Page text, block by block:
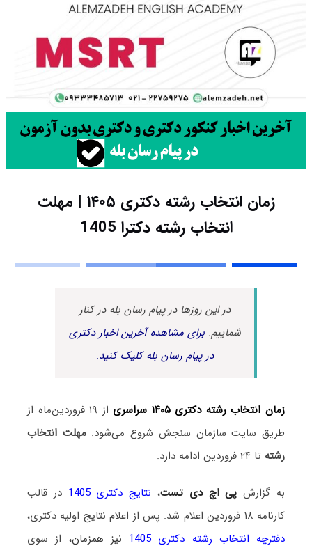
زمان انتخاب رشته دکتری ۱۴۰۵ | مهلت
انتخاب رشته دکترا 1405
در این روزها در پیام رسان بله در کنار
شماییم.برای مشاهده آخرین اخبار دکتری
در پیام رسان بله کلیک کنید.
زمان انتخاب رشته دکتری ۱۴۰۵ سراسری
از ۱۹ فروردین‌ماه از
طریق سایت سازمان سنجش شروع می‌شود.مهلت انتخاب
رشته تا ۲۴ فروردین ادامه دارد.
به گزارش پی اچ دی تست، نتایج دکتری 1405
در قالب
کارنامه ۱۸ فروردین اعلام شد. پس از اعلام نتایج اولیه دکتری،
دفترچه انتخاب رشته دکتری 1405
نیز همزمان، از سوی